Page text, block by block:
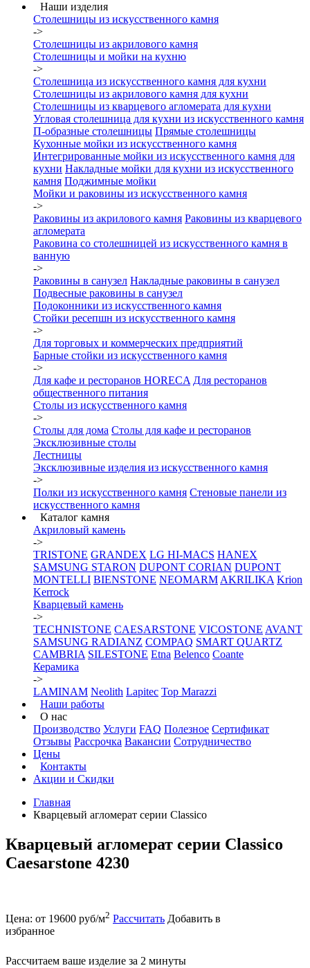
Наши изделия
Столешницы из искусcтвенного камня
->
Столешницы из акрилового камня
Столешницы и мойки на кухню
->
Столешница из искусственного камня для кухни
Столешницы из акрилового камня для кухни
Столешницы из кварцевого агломерата для кухни
Угловая столешница для кухни из искусственного камня
П-образные столешницы Прямые столешницы
Кухонные мойки из искусственного камня
Интегрированные мойки из искусственного камня для
кухни Накладные мойки для кухни из искусственного
камня Поджимные мойки
Мойки и раковины из искусственного камня
->
Раковины из акрилового камня Раковины из кварцевого
агломерата
Раковина со столешницей из искусственного камня в
ванную
->
Раковины в санузел Накладные раковины в санузел
Подвесные раковины в санузел
Подоконники из искусственного камня
Стойки ресепшн из искусственного камня
->
Для торговых и коммерческих предприятий
Барные стойки из искусственного камня
->
Для кафе и ресторанов HORECA Для ресторанов
общественного питания
Столы из искусственного камня
->
Столы для дома Столы для кафе и ресторанов
Эксклюзивные столы
Лестницы
Эксклюзивные изделия из искусственного камня
->
Полки из искусственного камня Стеновые панели из
искусственного камня
Каталог камня
Акриловый камень
->
TRISTONE GRANDEX LG HI-MACS HANEX
SAMSUNG STARON DUPONT CORIAN DUPONT
MONTELLI BIENSTONE NEOMARM AKRILIKA Krion
Kerrock
Кварцевый камень
->
TECHNISTONE CAESARSTONE VICOSTONE AVANT
SAMSUNG RADIANZ COMPAQ SMART QUARTZ
CAMBRIA SILESTONE Etna Belenco Coante
Керамика
->
LAMINAM Neolith Lapitec Top Marazzi
Наши работы
О нас
Производство Услуги FAQ Полезное Сертификат
Отзывы Рассрочка Вакансии Сотрудничество
Цены
Контакты
Акции и Скидки
Главная
Кварцевый агломерат серии Classico
Кварцевый агломерат серии Classico
Caesarstone 4230
Цена: от 19600 руб/м2 Рассчитать Добавить в
избранное
Рассчитаем ваше изделие за 2 минуты